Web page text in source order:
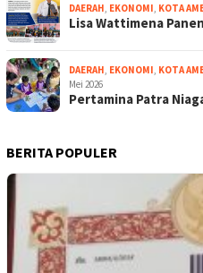
DAERAH, EKONOMI, KOTA
Lisa Wattimena
DAERAH, EKONOMI, KOTA
Mei 2026
Pertamina Patra
BERITA POPULER